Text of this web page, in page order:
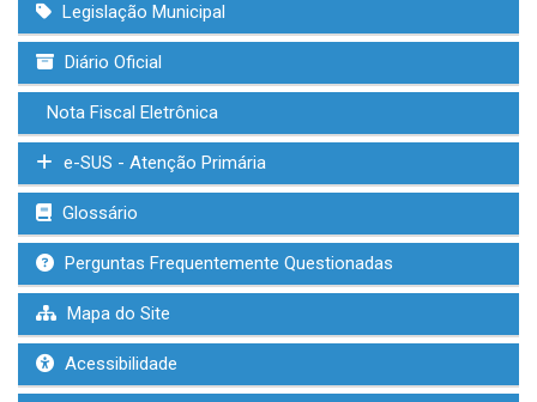
Legislação Municipal
Diário Oficial
Nota Fiscal Eletrônica
e-SUS - Atenção Primária
Glossário
Perguntas Frequentemente Questionadas
Mapa do Site
Acessibilidade